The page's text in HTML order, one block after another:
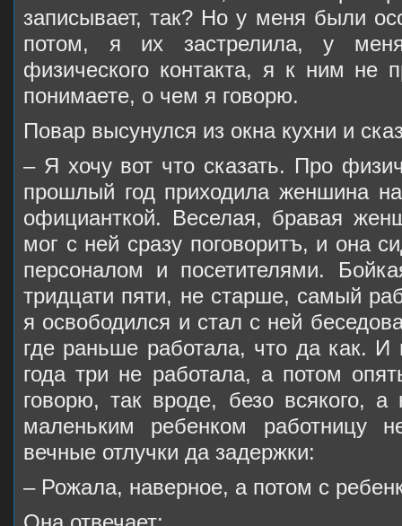
записывает, так? Но у меня были
потом, я их застрелила, у
физического контакта, я к ним не
понимаете, о чем я говорю.
Повар высунулся из окна кухни и
– Я хочу вот что сказать. Про
прошлый год приходила женшина на
официанткой. Веселая, бравая
мог с ней сразу поговоритъ, и она
персоналом и посетителями.
тридцати пяти, не старше, самый
я освободился и стал с ней
где раньше работала, что да как. И
года три не работала, а потом
говорю, так вроде, безo всякого,
маленьким ребенком работницу
вечные отлучки да задержки:
– Рожала, наверное, а потом с